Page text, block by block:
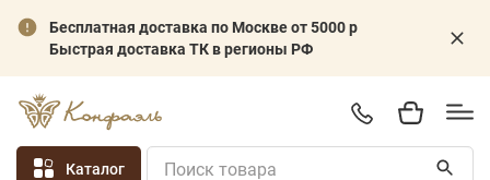
Бесплатная доставка по Москве от 5000 р
Быстрая доставка ТК в регионы РФ
Каталог